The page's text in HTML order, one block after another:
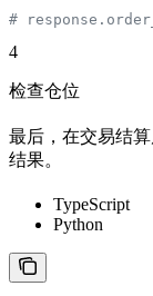
#
4
检查仓位
最后，在交易结
结果。
TypeScript
Python